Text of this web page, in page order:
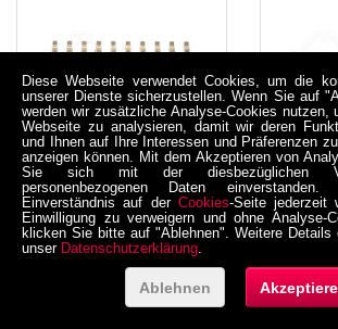
74HCT240, Puffer,
Leitungstreiber, 8-fach,
Tri-State, invertierend,
SMD, SO-20, 5V High-
Speed CMOS, -40..125
5V
-40..125
05-0005-
Diese Webseite verwendet Cookies, um die
unserer Dienste sicherzustellen. Wenn Sie auf
werden wir zusätzliche Analyse-Cookies nutzen,
Webseite zu analysieren, damit wir deren
und Ihnen auf Ihre Interessen und Präferenzen
anzeigen können. Mit dem Akzeptieren von
Sie sich mit der diesbezüglichen
personenbezogenen Daten
Einverständnis auf der Cookies-Seite jederzeit
Einwilligung zu verweigern und ohne Analyse-
klicken Sie bitte auf "Ablehnen". Weitere Details
unser Datenschutzerklärung.
Ablehnen